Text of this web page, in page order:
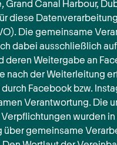
Grand Canal Harbour,
diese
Die gemeinsame
dabei ausschließlich
deren Weitergabe an
nach der Weiterleitung
Facebook bzw.
Verantwortung. Die
wurden
über gemeinsame